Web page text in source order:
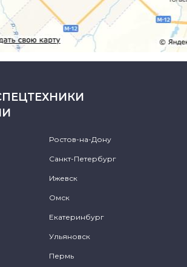
Ростов-на-Дону
Санкт-Петербург
Ижевск
Омск
Екатеринбург
Ульяновск
Пермь